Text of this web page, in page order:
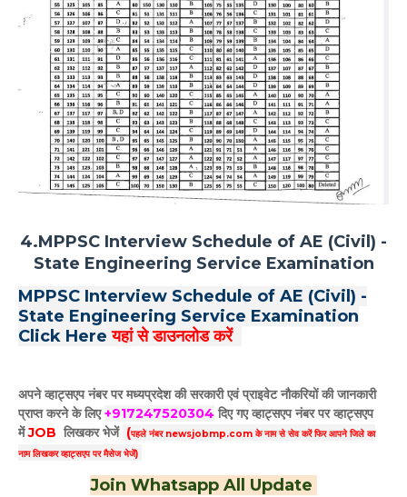
4.MPPSC Interview Schedule of AE (Civil) -
State Engineering Service Examination
MPPSC Interview Schedule of AE (Civil) -
State Engineering Service Examination
Click Hereयहां से डाउनलोड करें
अपने व्हाट्सएप नंबर पर मध्यप्रदेश की सरकारी एवं प्राइवेट नौकरियों की जानकारी
प्राप्त करने के लिए+917247520304 दिए गएव्हाट्सएपनंबर पर व्हाट्सएप
मेंJOB लिखकर भेजें (पहले नंबर newsjobmp.com के नाम से सेव करें फिर आपनेजिले का
नाम लिखकर व्हाट्सएप पर मैसेज भेजें)
Join Whatsapp All Update